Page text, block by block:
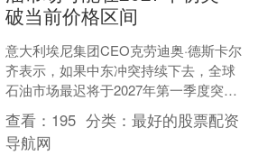
破当前价格区间
意大利埃尼集团CEO克劳迪奥·德斯卡尔
齐表示，如果中东冲突持续下去，全球
石油市场最迟将于2027年第一季度突破
每桶80至100美元的区间，这将推高通胀
并降低能源....
查看： 195 分类：最好的股票配资
导航网